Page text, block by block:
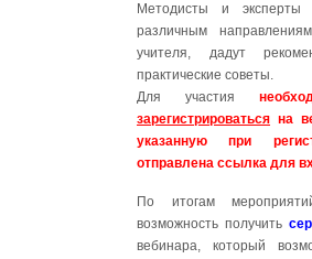
Методисты и
различным
учителя, дадут
практические советы.
Для участия
зарегистрироваться на
указанную при
отправлена ссылка для
По итогам
возможность получить
вебинара, который